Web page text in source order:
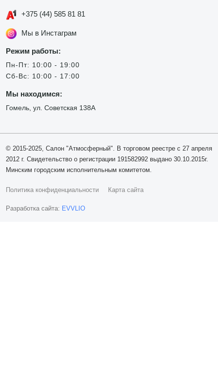
+375 (44) 585 81 81
Мы в Инстаграм
Режим работы:
Пн-Пт: 10:00 - 19:00
Сб-Вс: 10:00 - 17:00
Мы находимся:
Гомель, ул. Советская 138А
© 2015-2025, Салон "Атмосферный". В торговом реестре с 27 апреля
2012 г. Свидетельство о регистрации 191582992 выдано 30.10.2015г.
Минским городским исполнительным комитетом.
Политика конфиденциальности Карта сайта
Разработка сайта: EVVLIO